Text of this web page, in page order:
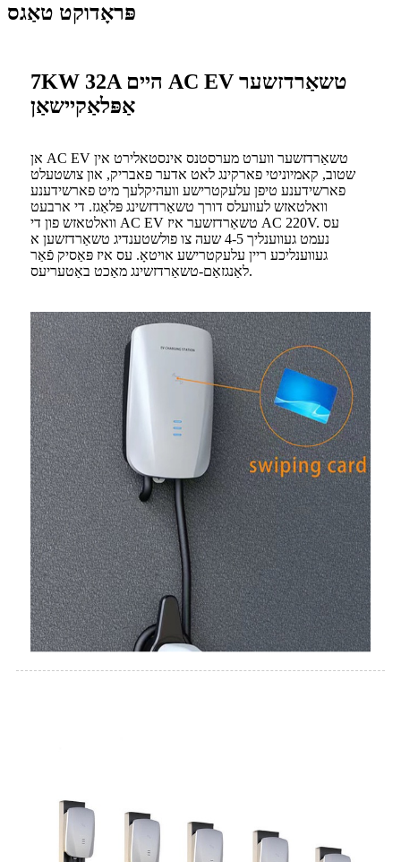
פּראָדוקט טאַגס
7KW 32A היים AC EV טשאַרדזשער
אַפּלאַקיישאַן
אן AC EV טשאַרדזשער ווערט מערסטנס אינסטאלירט אין
שטוב, קאמיוניטי פארקינג לאט אדער פאבריק, און צושטעלט
פארשידענע טיפן עלעקטרישע וועהיקלעך מיט פארשידענע
וואלטאזש לעוועלס דורך טשאַרדזשינג פּלאַגז. די ארבעט
וואלטאזש פון די AC EV טשאַרדזשער איז AC 220V. עס
נעמט געווענליך 4-5 שעה צו פולשטענדיג טשאַרדזשען א
געווענליכע ריין עלעקטרישע אויטאָ. עס איז פּאַסיק פֿאַר
לאַנגזאַם-טשאַרדזשינג מאַכט באַטעריעס.